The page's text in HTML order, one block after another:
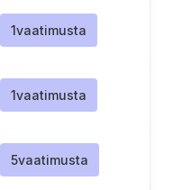
1vaatimusta
1vaatimusta
5vaatimusta